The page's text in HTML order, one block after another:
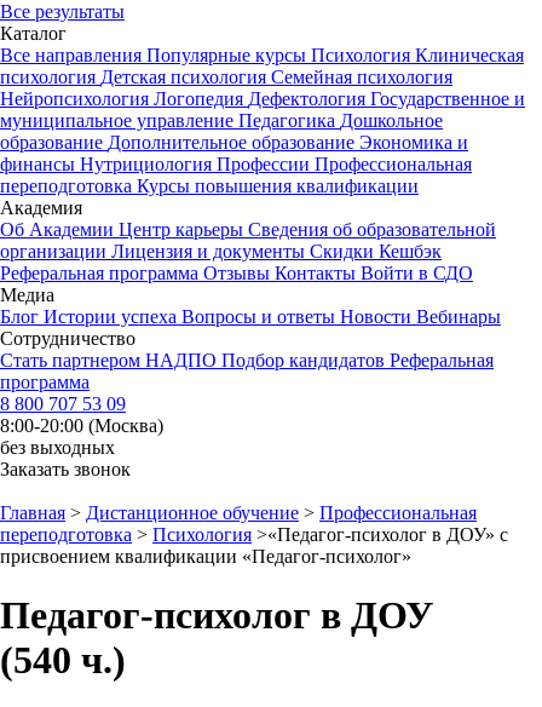
Все результаты
Каталог
Все направления Популярные курсы Психология Клиническая
психология Детская психология Семейная психология
Нейропсихология Логопедия Дефектология Государственное и
муниципальное управление Педагогика Дошкольное
образование Дополнительное образование Экономика и
финансы Нутрициология Профессии Профессиональная
переподготовка Курсы повышения квалификации
Академия
Об Академии Центр карьеры Сведения об образовательной
организации Лицензия и документы Скидки Кешбэк
Реферальная программа Отзывы Контакты Войти в СДО
Медиа
Блог Истории успеха Вопросы и ответы Новости Вебинары
Сотрудничество
Стать партнером НАДПО Подбор кандидатов Реферальная
программа
8 800 707 53 09
8:00-20:00 (Москва)
без выходных
Заказать звонок
Главная > Дистанционное обучение > Профессиональная
переподготовка > Психология >«Педагог-психолог в ДОУ» с
присвоением квалификации «Педагог-психолог»
Педагог-психолог в ДОУ
(540 ч.)